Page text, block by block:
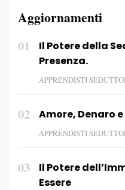
Aggiornamenti
01
Il Potere della
Presenza.
APPRENDISTI
02 Amore, Denaro
APPRENDISTI
03
Il Potere
Essere